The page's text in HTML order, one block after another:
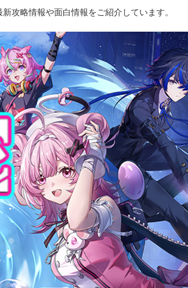
攻略情報や面白情報をご紹介しています。